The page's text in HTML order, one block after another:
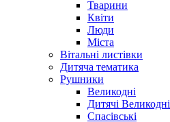
Тварини
Квіти
Люди
Міста
Вітальні листівки
Дитяча тематика
Рушники
Великодні
Дитячі Великодні
Спасівські